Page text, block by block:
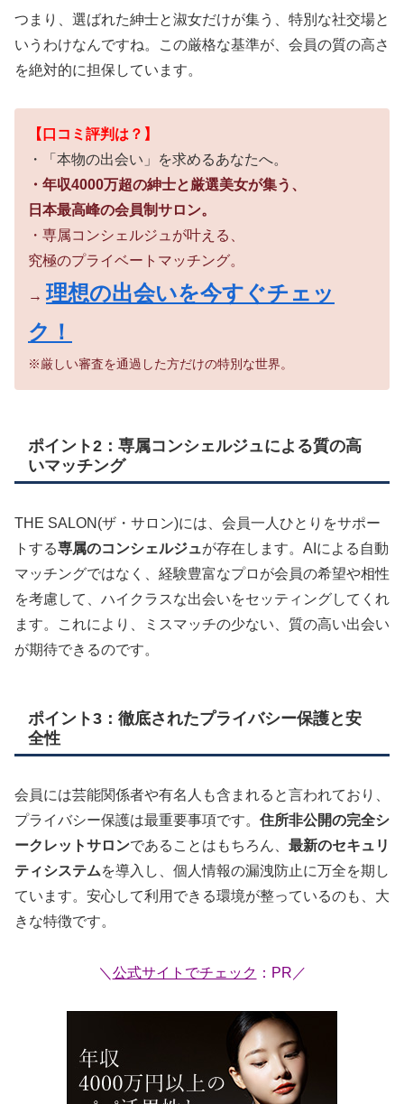
つまり、選ばれた紳士と淑女だけが集う、特別な社交場と
いうわけなんですね。この厳格な基準が、会員の質の高さ
を絶対的に担保しています。
【口コミ評判は？】
・「本物の出会い」を求めるあなたへ。
・年収4000万超の紳士と厳選美女が集う、
日本最高峰の会員制サロン。
・専属コンシェルジュが叶える、
究極のプライベートマッチング。
→ 理想の出会いを今すぐチェッ
ク！
※厳しい審査を通過した方だけの特別な世界。
ポイント2：専属コンシェルジュによる質の高
いマッチング
THE SALON(ザ・サロン)には、会員一人ひとりをサポー
トする専属のコンシェルジュが存在します。AIによる自動
マッチングではなく、経験豊富なプロが会員の希望や相性
を考慮して、ハイクラスな出会いをセッティングしてくれ
ます。これにより、ミスマッチの少ない、質の高い出会い
が期待できるのです。
ポイント3：徹底されたプライバシー保護と安
全性
会員には芸能関係者や有名人も含まれると言われており、
プライバシー保護は最重要事項です。 住所非公開の完全シ
ークレットサロンであることはもちろん、 最新のセキュリ
ティシステムを導入し、個人情報の漏洩防止に万全を期し
ています。安心して利用できる環境が整っているのも、大
きな特徴です。
＼ 公式サイトでチェック ：PR／